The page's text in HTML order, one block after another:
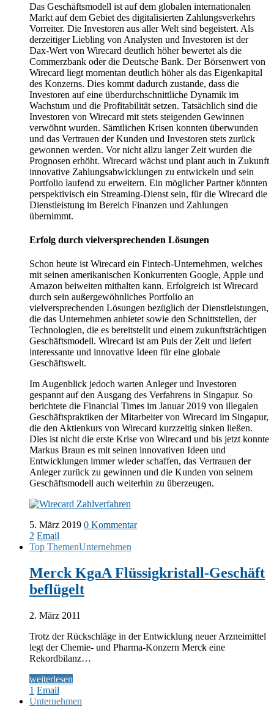
Das Geschäftsmodell ist auf dem globalen internationalen
Markt auf dem Gebiet des digitalisierten Zahlungsverkehrs
Vorreiter. Die Investoren aus aller Welt sind begeistert. Als
derzeitiger Liebling von Analysten und Investoren ist der
Dax-Wert von Wirecard deutlich höher bewertet als die
Commerzbank oder die Deutsche Bank. Der Börsenwert von
Wirecard liegt momentan deutlich höher als das Eigenkapital
des Konzerns. Dies kommt dadurch zustande, dass die
Investoren auf eine überdurchschnittliche Dynamik im
Wachstum und die Profitabilität setzen. Tatsächlich sind die
Investoren von Wirecard mit stets steigenden Gewinnen
verwöhnt wurden. Sämtlichen Krisen konnten überwunden
und das Vertrauen der Kunden und Investoren stets zurück
gewonnen werden. Vor nicht allzu langer Zeit wurden die
Prognosen erhöht. Wirecard wächst und plant auch in Zukunft
innovative Zahlungsabwicklungen zu entwickeln und sein
Portfolio laufend zu erweitern. Ein möglicher Partner könnten
perspektivisch ein Streaming-Dienst sein, für die Wirecard die
Dienstleistung im Bereich Finanzen und Zahlungen
übernimmt.
Erfolg durch vielversprechenden Lösungen
Schon heute ist Wirecard ein Fintech-Unternehmen, welches
mit seinen amerikanischen Konkurrenten Google, Apple und
Amazon beiweiten mithalten kann. Erfolgreich ist Wirecard
durch sein außergewöhnliches Portfolio an
vielversprechenden Lösungen bezüglich der Dienstleistungen,
die das Unternehmen anbietet sowie den Schnittstellen, der
Technologien, die es bereitstellt und einem zukunftsträchtigen
Geschäftsmodell. Wirecard ist am Puls der Zeit und liefert
interessante und innovative Ideen für eine globale
Geschäftswelt.
Im Augenblick jedoch warten Anleger und Investoren
gespannt auf den Ausgang des Verfahrens in Singapur. So
berichtete die Financial Times im Januar 2019 von illegalen
Geschäftspraktiken der Mitarbeiter von Wirecard im Singapur,
die den Aktienkurs von Wirecard kurzzeitig sinken ließen.
Dies ist nicht die erste Krise von Wirecard und bis jetzt konnte
Markus Braun es mit seinen innovativen Ideen und
Entwicklungen immer wieder schaffen, das Vertrauen der
Anleger zurück zu gewinnen und die Kunden von seinem
Geschäftsmodell auch weiterhin zu überzeugen.
5. März 2019 0 Kommentar
2 Email
Top ThemenUnternehmen
Merck KgaA Flüssigkristall-Geschäft
beflügelt
2. März 2011
Trotz der Rückschläge in der Entwicklung neuer Arzneimittel
legt der Chemie- und Pharma-Konzern Merck eine
Rekordbilanz…
weiterlesen
1 Email
Unternehmen